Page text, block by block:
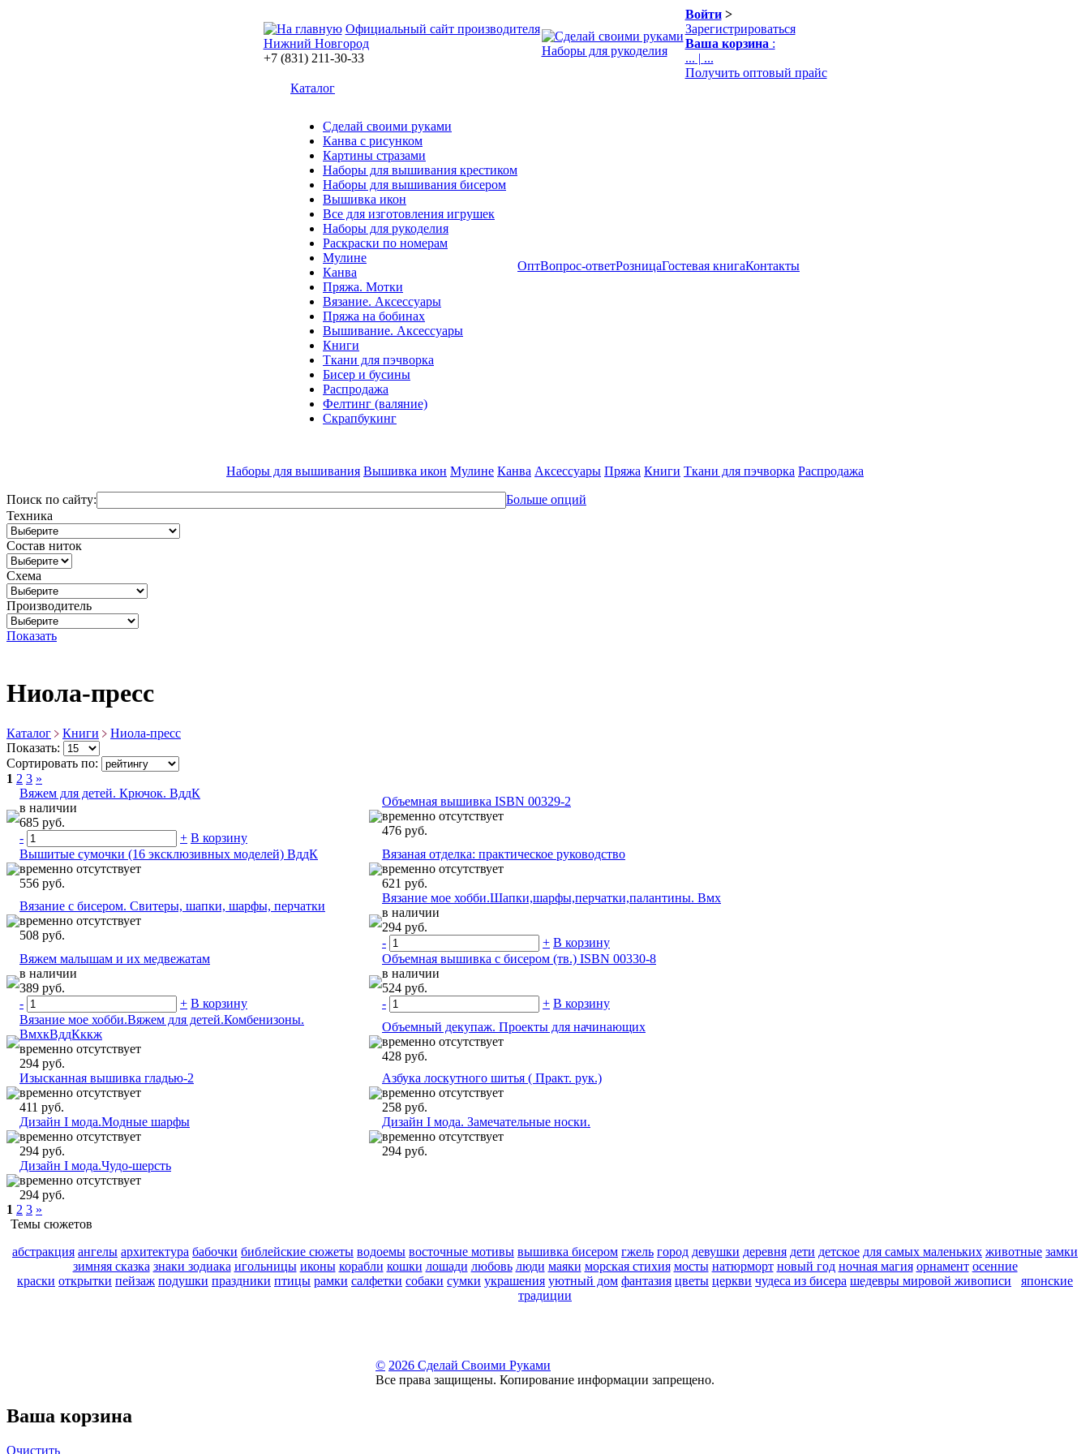
Официальный сайт производителя
Нижний Новгород
+7 (831) 211-30-33
Наборы для рукоделия
Войти>
Зарегистрироваться
Ваша корзина :
... | ...
Получить оптовый прайс
Каталог
Сделай своими руками
Канва с рисунком
Картины стразами
Наборы для вышивания крестиком
Наборы для вышивания бисером
Вышивка икон
Все для изготовления игрушек
Наборы для рукоделия
Раскраски по номерам
Мулине
Канва
Пряжа. Мотки
Вязание. Аксессуары
Пряжа на бобинах
Вышивание. Аксессуары
Книги
Ткани для пэчворка
Бисер и бусины
Распродажа
Фелтинг (валяние)
Скрапбукинг
ОптВопрос-ответРозницаГостевая книгаКонтакты
Наборы для вышивания Вышивка икон Мулине Канва Аксессуары Пряжа Книги Ткани для пэчворка Распродажа
Поиск по сайту:
Больше опций
Техника
Состав ниток
Схема
Производитель
Показать
Ниола-пресс
Каталог Книги
Ниола-пресс
Показать:
Сортировать по:
1 2 3 »
Вяжем для детей. Крючок. ВддК
в наличии
685 руб.
-
+ В корзину
Объемная вышивка ISBN 00329-2
временно отсутствует
476 руб.
Вышитые сумочки (16 эксклюзивных моделей) ВддК
временно отсутствует
556 руб.
Вязаная отделка: практическое руководство
временно отсутствует
621 руб.
Вязание с бисером. Свитеры, шапки, шарфы, перчатки
временно отсутствует
508 руб.
Вязание мое хобби.Шапки,шарфы,перчатки,палантины. Вмх
в наличии
294 руб.
-
+ В корзину
Вяжем малышам и их медвежатам
в наличии
389 руб.
-
+ В корзину
Объемная вышивка с бисером (тв.) ISBN 00330-8
в наличии
524 руб.
-
+ В корзину
Вязание мое хобби.Вяжем для детей.Комбенизоны.
ВмхкВддКккж
временно отсутствует
294 руб.
Объемный декупаж. Проекты для начинающих
временно отсутствует
428 руб.
Изысканная вышивка гладью-2
временно отсутствует
411 руб.
Азбука лоскутного шитья ( Практ. рук.)
временно отсутствует
258 руб.
Дизайн I мода.Модные шарфы
временно отсутствует
294 руб.
Дизайн I мода. Замечательные носки.
временно отсутствует
294 руб.
Дизайн I мода.Чудо-шерсть
временно отсутствует
294 руб.
1 2 3 »
Темы сюжетов
абстракция ангелы архитектура бабочки библейские сюжеты водоемы восточные мотивы вышивка бисером гжель город девушки деревня дети детское для самых маленьких животные замки
зимняя сказка знаки зодиака игольницы иконы корабли кошки лошади любовь люди маяки морская стихия мосты натюрморт новый год ночная магия орнамент осенние
краски открытки пейзаж подушки праздники птицы рамки салфетки собаки сумки украшения уютный дом фантазия цветы церкви чудеса из бисера шедевры мировой живописи
японские
традиции
© 2026 Сделай Своими Руками
Все права защищены. Копирование информации запрещено.
Ваша корзина
Очистить